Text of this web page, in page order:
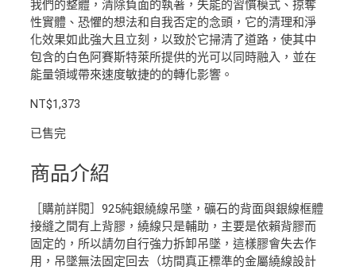
我們的整體，清除負面的執著，失能的習慣模式、掠奪
性實體、恐懼的想法和自我否定的念頭，它的清理和淨
化效果如此強大且立刻，以致於它掃清了道路，使其中
包含的白色阿賽斯特萊所提供的光可以同時融入，並在
能量領域帶來速度敏捷的的轉化影響。
NT$1,373
已售完
商品介紹
［購前詳閱］925純銀繞線吊墜，礦石的背面與銀線框體
接縫之間有上背膠，繞線只是輔助，主要是依賴背膠而
固定的，所以請勿自行強力拆卸吊墜，這樣膠會失去作
用，吊墜無法固定回去（坊間真正標準的金屬繞線設計